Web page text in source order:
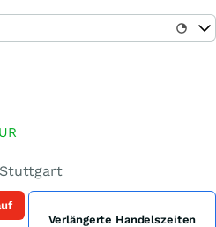
Stuttgart
Verlängerte Handelszeiten